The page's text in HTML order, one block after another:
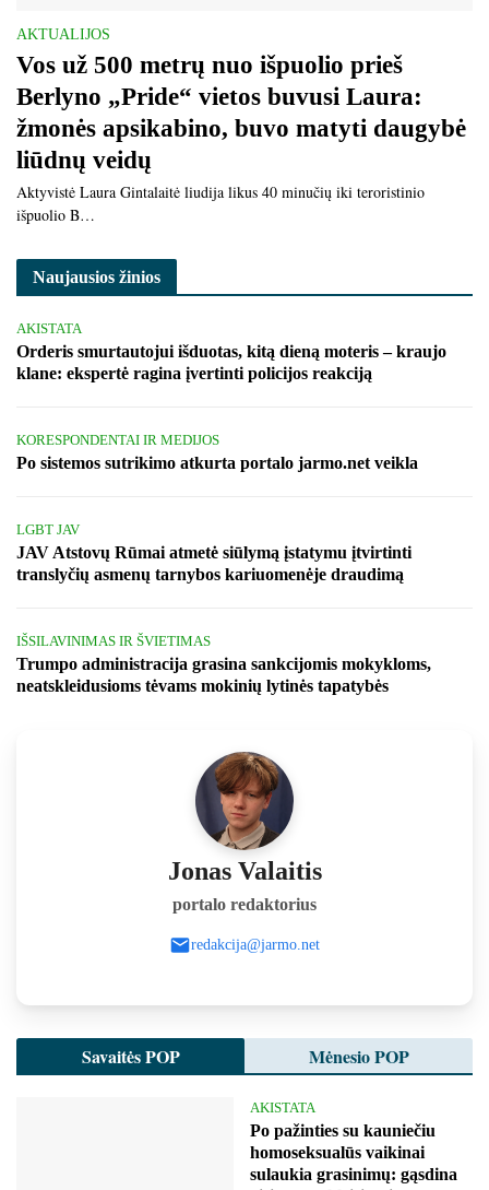
AKTUALIJOS
Vos už 500 metrų nuo išpuolio prieš
Berlyno „Pride“ vietos buvusi Laura:
žmonės apsikabino, buvo matyti daugybė
liūdnų veidų
Aktyvistė Laura Gintalaitė liudija likus 40 minučių iki teroristinio
išpuolio B…
Naujausios žinios
AKISTATA
Orderis smurtautojui išduotas, kitą dieną moteris – kraujo
klane: ekspertė ragina įvertinti policijos reakciją
KORESPONDENTAI IR MEDIJOS
Po sistemos sutrikimo atkurta portalo jarmo.net veikla
LGBT JAV
JAV Atstovų Rūmai atmetė siūlymą įstatymu įtvirtinti
translyčių asmenų tarnybos kariuomenėje draudimą
IŠSILAVINIMAS IR ŠVIETIMAS
Trumpo administracija grasina sankcijomis mokykloms,
neatskleidusioms tėvams mokinių lytinės tapatybės
Jonas Valaitis
portalo redaktorius
redakcija@jarmo.net
Savaitės POP Mėnesio POP
AKISTATA
Po pažinties su kauniečiu
homoseksualūs vaikinai
sulaukia grasinimų: gąsdina